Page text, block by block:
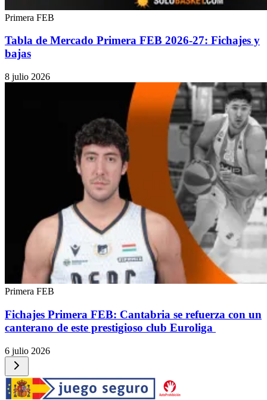
Primera FEB
Tabla de Mercado Primera FEB 2026-27: Fichajes y
bajas
8 julio 2026
Primera FEB
Fichajes Primera FEB: Cantabria se refuerza con un
canterano de este prestigioso club Euroliga
6 julio 2026